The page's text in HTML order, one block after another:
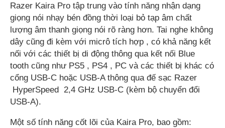
Razer Kaira Pro tập trung vào tính năng nhận dạng
giọng nói nhạy bén đồng thời loại bỏ tạp âm chất
lượng âm thanh giọng nói rõ ràng hơn. Tai nghe không
dây cũng đi kèm với micrô tích hợp , có khả năng kết
nối với các thiết bị di động thông qua kết nối Blue
tooth cũng như PS5 , PS4 , PC và các thiết bị khác có
cổng USB-C hoặc USB-A thông qua đế sạc Razer
HyperSpeed ​​ 2,4 GHz USB-C (kèm bộ chuyển đổi
USB-A).
Một số tính năng cốt lõi của Kaira Pro, bao gồm: